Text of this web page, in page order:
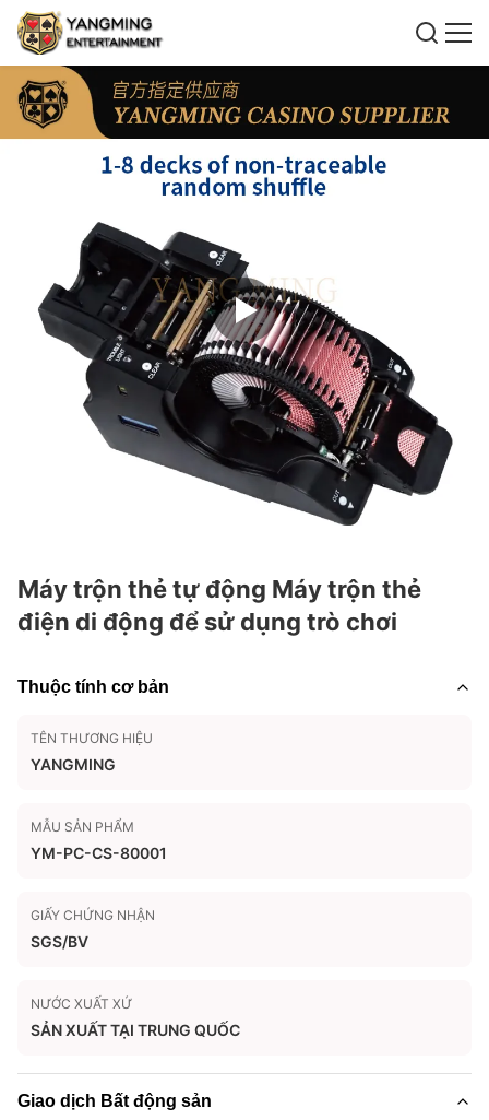
Máy trộn thẻ tự động Máy trộn thẻ
điện di động để sử dụng trò chơi
Thuộc tính cơ bản
TÊN THƯƠNG HIỆU
YANGMING
MẪU SẢN PHẨM
YM-PC-CS-80001
GIẤY CHỨNG NHẬN
SGS/BV
NƯỚC XUẤT XỨ
SẢN XUẤT TẠI TRUNG QUỐC
Giao dịch Bất động sản